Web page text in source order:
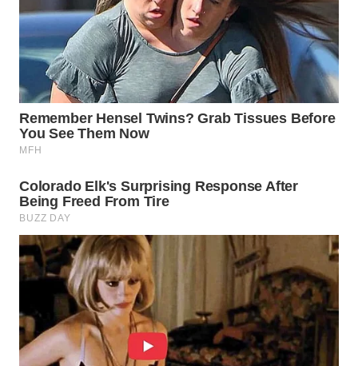
TANI
WAHANA
ADVOKAT
WAHANA
INFRASTRUKTUR
WAHANA
KONSUMEN
WAHANA
LISTRIK
WAHANA
TRAVEL
WAHANA